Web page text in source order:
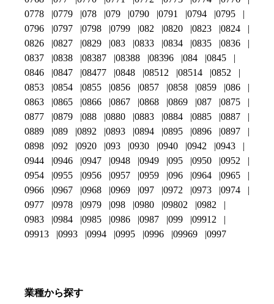
0778
0779 078 079 0790 0791 0794
0795
0796
0797 0798 0799 082 0820 0823
0824
0826
0827 0829 083 0833 0834 0835
0836
0837
0838 08387 08388 08396 084
0845
0846
0847 08477 0848 08512 08514
0852
0853
0854 0855 0856 0857 0858 0859
086
0863
0865 0866 0867 0868 0869 087
0875
0877
0879 088 0880 0883 0884 0885
0887
0889
089 0892 0893 0894 0895 0896
0897
0898
092 0920 093 0930 0940 0942
0943
0944
0946 0947 0948 0949 095 0950
0952
0954
0955 0956 0957 0959 096 0964
0965
0966
0967 0968 0969 097 0972 0973
0974
0977
0978 0979 098 0980 09802
0982
0983
0984 0985 0986 0987 099
09912
09913
0993 0994 0995 0996 09969 0997
業種から探す